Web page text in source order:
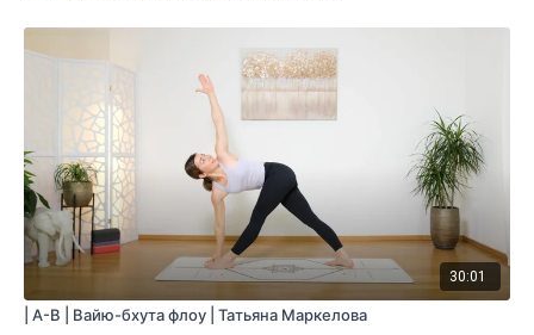
30:01
| A-B | Вайю-бхута флоу | Татьяна Маркелова